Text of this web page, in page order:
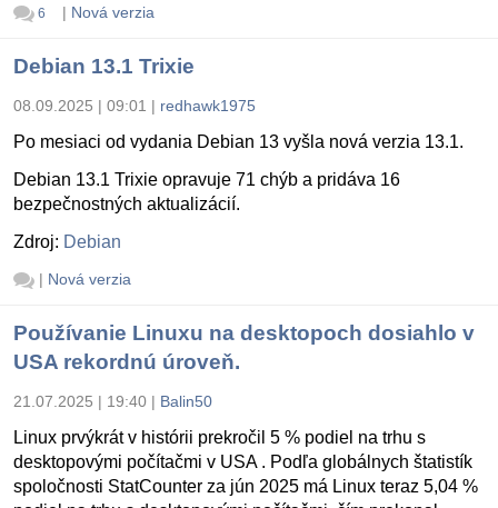
6 | Nová verzia
Debian 13.1 Trixie
08.09.2025 | 09:01 | redhawk1975
Po mesiaci od vydania Debian 13 vyšla nová verzia 13.1.
Debian 13.1 Trixie opravuje 71 chýb a pridáva 16
bezpečnostných aktualizácií.
Zdroj: Debian
| Nová verzia
Používanie Linuxu na desktopoch dosiahlo v
USA rekordnú úroveň.
21.07.2025 | 19:40 | Balin50
Linux prvýkrát v histórii prekročil 5 % podiel na trhu s
desktopovými počítačmi v USA . Podľa globálnych štatistík
spoločnosti StatCounter za jún 2025 má Linux teraz 5,04 %